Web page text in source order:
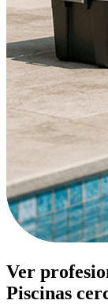
Ver
Piscinas